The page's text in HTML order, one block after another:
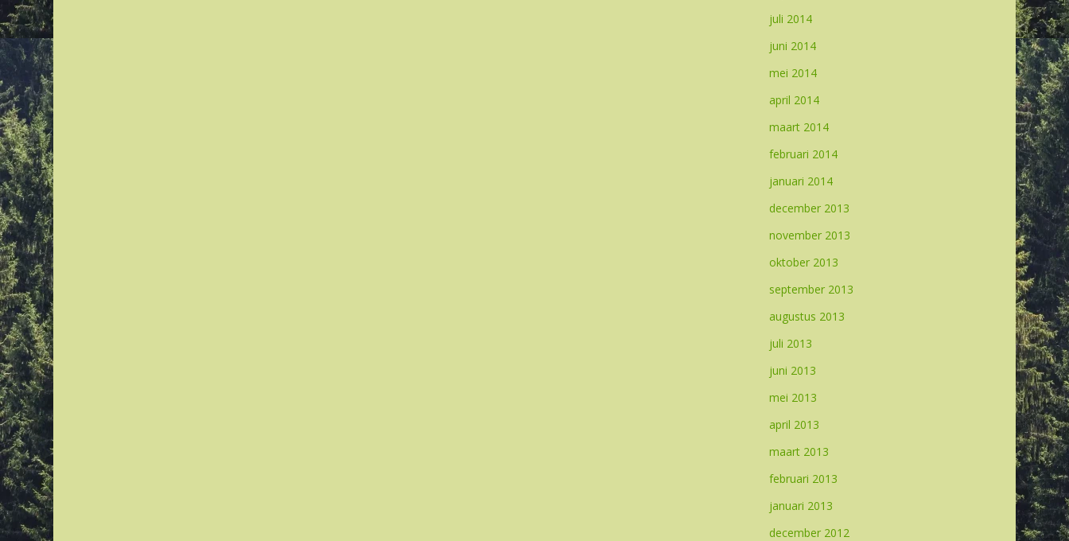
juli 2014
juni 2014
mei 2014
april 2014
maart 2014
februari 2014
januari 2014
december 2013
november 2013
oktober 2013
september 2013
augustus 2013
juli 2013
juni 2013
mei 2013
april 2013
maart 2013
februari 2013
januari 2013
december 2012